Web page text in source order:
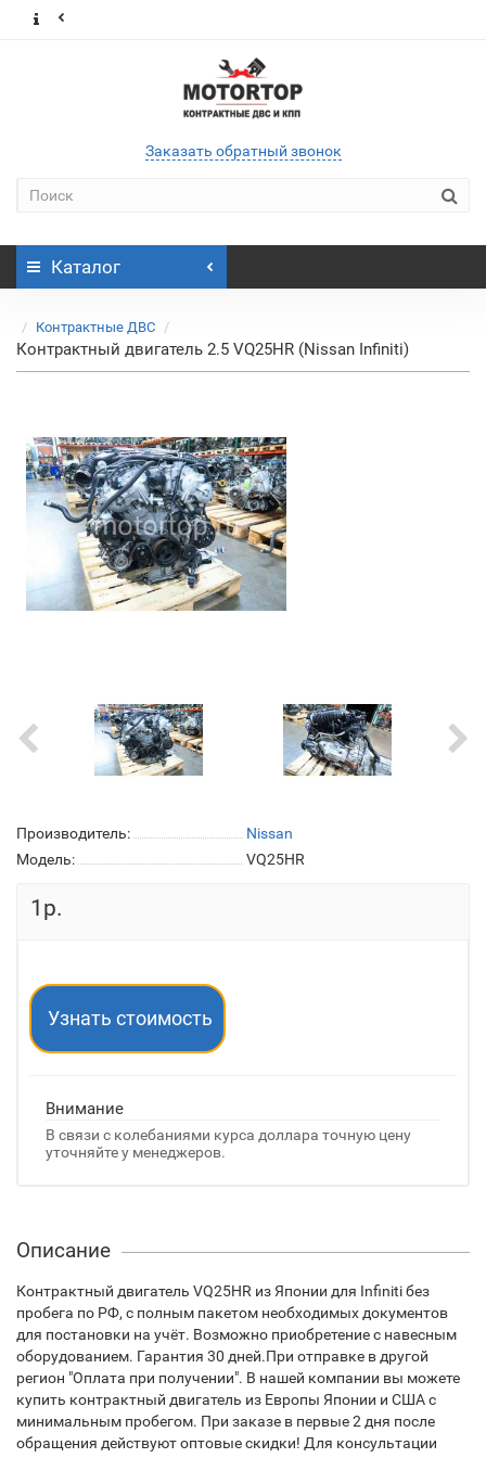
Заказать обратный звонок
Каталог
Контрактные ДВС
Контрактный двигатель 2.5 VQ25HR (Nissan Infiniti)
Производитель:
Nissan
Модель:
VQ25HR
1р.
Узнать стоимость
Внимание
В связи с колебаниями курса доллара точную цену
уточняйте у менеджеров.
Описание
Контрактный двигатель VQ25HR из Японии для Infiniti без
пробега по РФ, с полным пакетом необходимых документов
для постановки на учёт. Возможно приобретение с навесным
оборудованием. Гарантия 30 дней.При отправке в другой
регион "Оплата при получении". В нашей компании вы можете
купить контрактный двигатель из Европы Японии и США с
минимальным пробегом. При заказе в первые 2 дня после
обращения действуют оптовые скидки! Для консультации